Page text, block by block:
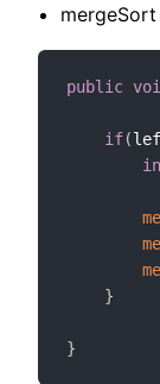
mergeSort
public
if(
}
}